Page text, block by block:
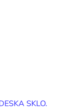
SKLO.